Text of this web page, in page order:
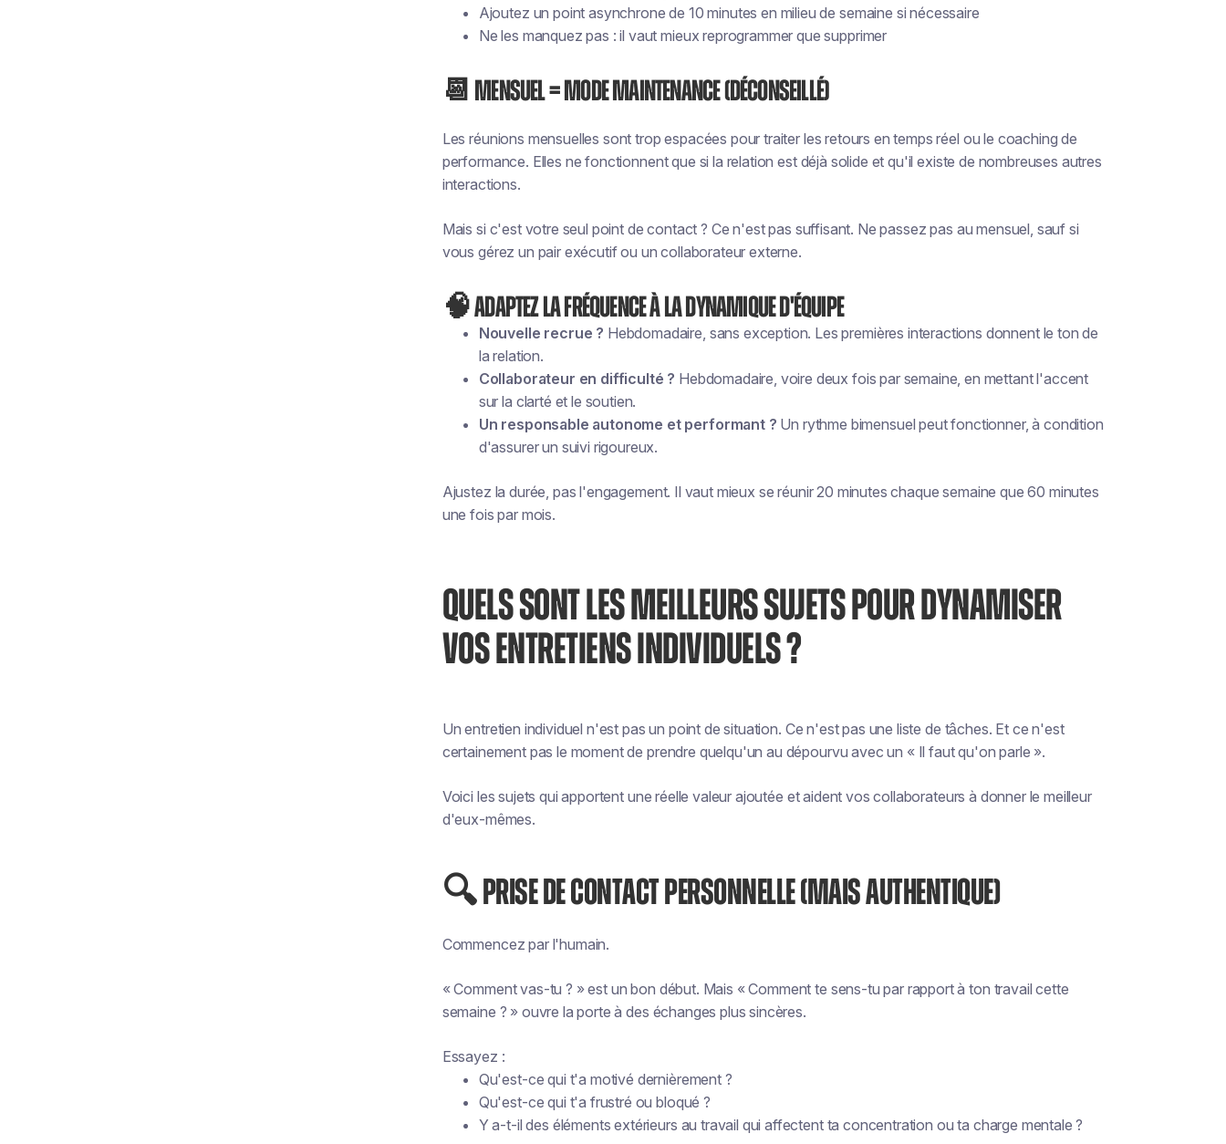
Ajoutez un point asynchrone de 10 minutes en milieu de semaine si nécessaire
Ne les manquez pas : il vaut mieux reprogrammer que supprimer
📆 Mensuel = mode maintenance (déconseillé)
Les réunions mensuelles sont trop espacées pour traiter les retours en temps réel ou le coaching de
performance. Elles ne fonctionnent que si la relation est déjà solide et qu'il existe de nombreuses autres
interactions.
Mais si c'est votre seul point de contact ? Ce n'est pas suffisant. Ne passez pas au mensuel, sauf si
vous gérez un pair exécutif ou un collaborateur externe.
🧠 Adaptez la fréquence à la dynamique d'équipe
Nouvelle recrue ? Hebdomadaire, sans exception. Les premières interactions donnent le ton de
la relation.
Collaborateur en difficulté ? Hebdomadaire, voire deux fois par semaine, en mettant l'accent
sur la clarté et le soutien.
Un responsable autonome et performant ? Un rythme bimensuel peut fonctionner, à condition
d'assurer un suivi rigoureux.
Ajustez la durée, pas l'engagement. Il vaut mieux se réunir 20 minutes chaque semaine que 60 minutes
une fois par mois.
QUELS SONT LES MEILLEURS SUJETS POUR DYNAMISER
VOS ENTRETIENS INDIVIDUELS ?
Un entretien individuel n'est pas un point de situation. Ce n'est pas une liste de tâches. Et ce n'est
certainement pas le moment de prendre quelqu'un au dépourvu avec un « Il faut qu'on parle ».
Voici les sujets qui apportent une réelle valeur ajoutée et aident vos collaborateurs à donner le meilleur
d'eux-mêmes.
🔍 PRISE DE CONTACT PERSONNELLE (MAIS AUTHENTIQUE)
Commencez par l'humain.
« Comment vas-tu ? » est un bon début. Mais « Comment te sens-tu par rapport à ton travail cette
semaine ? » ouvre la porte à des échanges plus sincères.
Essayez :
Qu'est-ce qui t'a motivé dernièrement ?
Qu'est-ce qui t'a frustré ou bloqué ?
Y a-t-il des éléments extérieurs au travail qui affectent ta concentration ou ta charge mentale ?